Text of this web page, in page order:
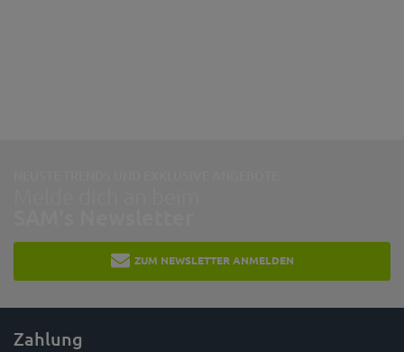
ZUM NEWSLETTER ANMELDEN
Zahlung